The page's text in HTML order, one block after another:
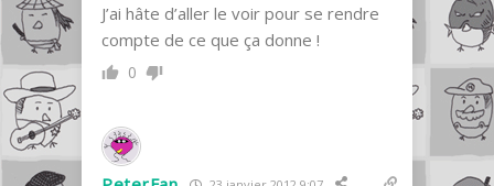
J’ai hâte d’aller le voir pour se rendre
compte de ce que ça donne !
0